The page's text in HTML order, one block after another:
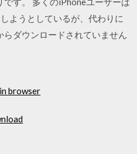
ようとしているが、代わりに
らダウンロードされていません
browser